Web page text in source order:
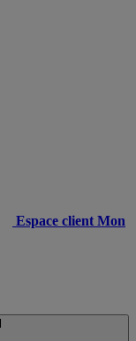
Espace client Mon